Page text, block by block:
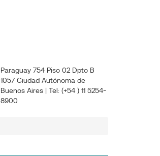
Paraguay 754 Piso 02 Dpto B
1057 Ciudad Autónoma de
Buenos Aires | Tel: (+54 ) 11 5254-
8900